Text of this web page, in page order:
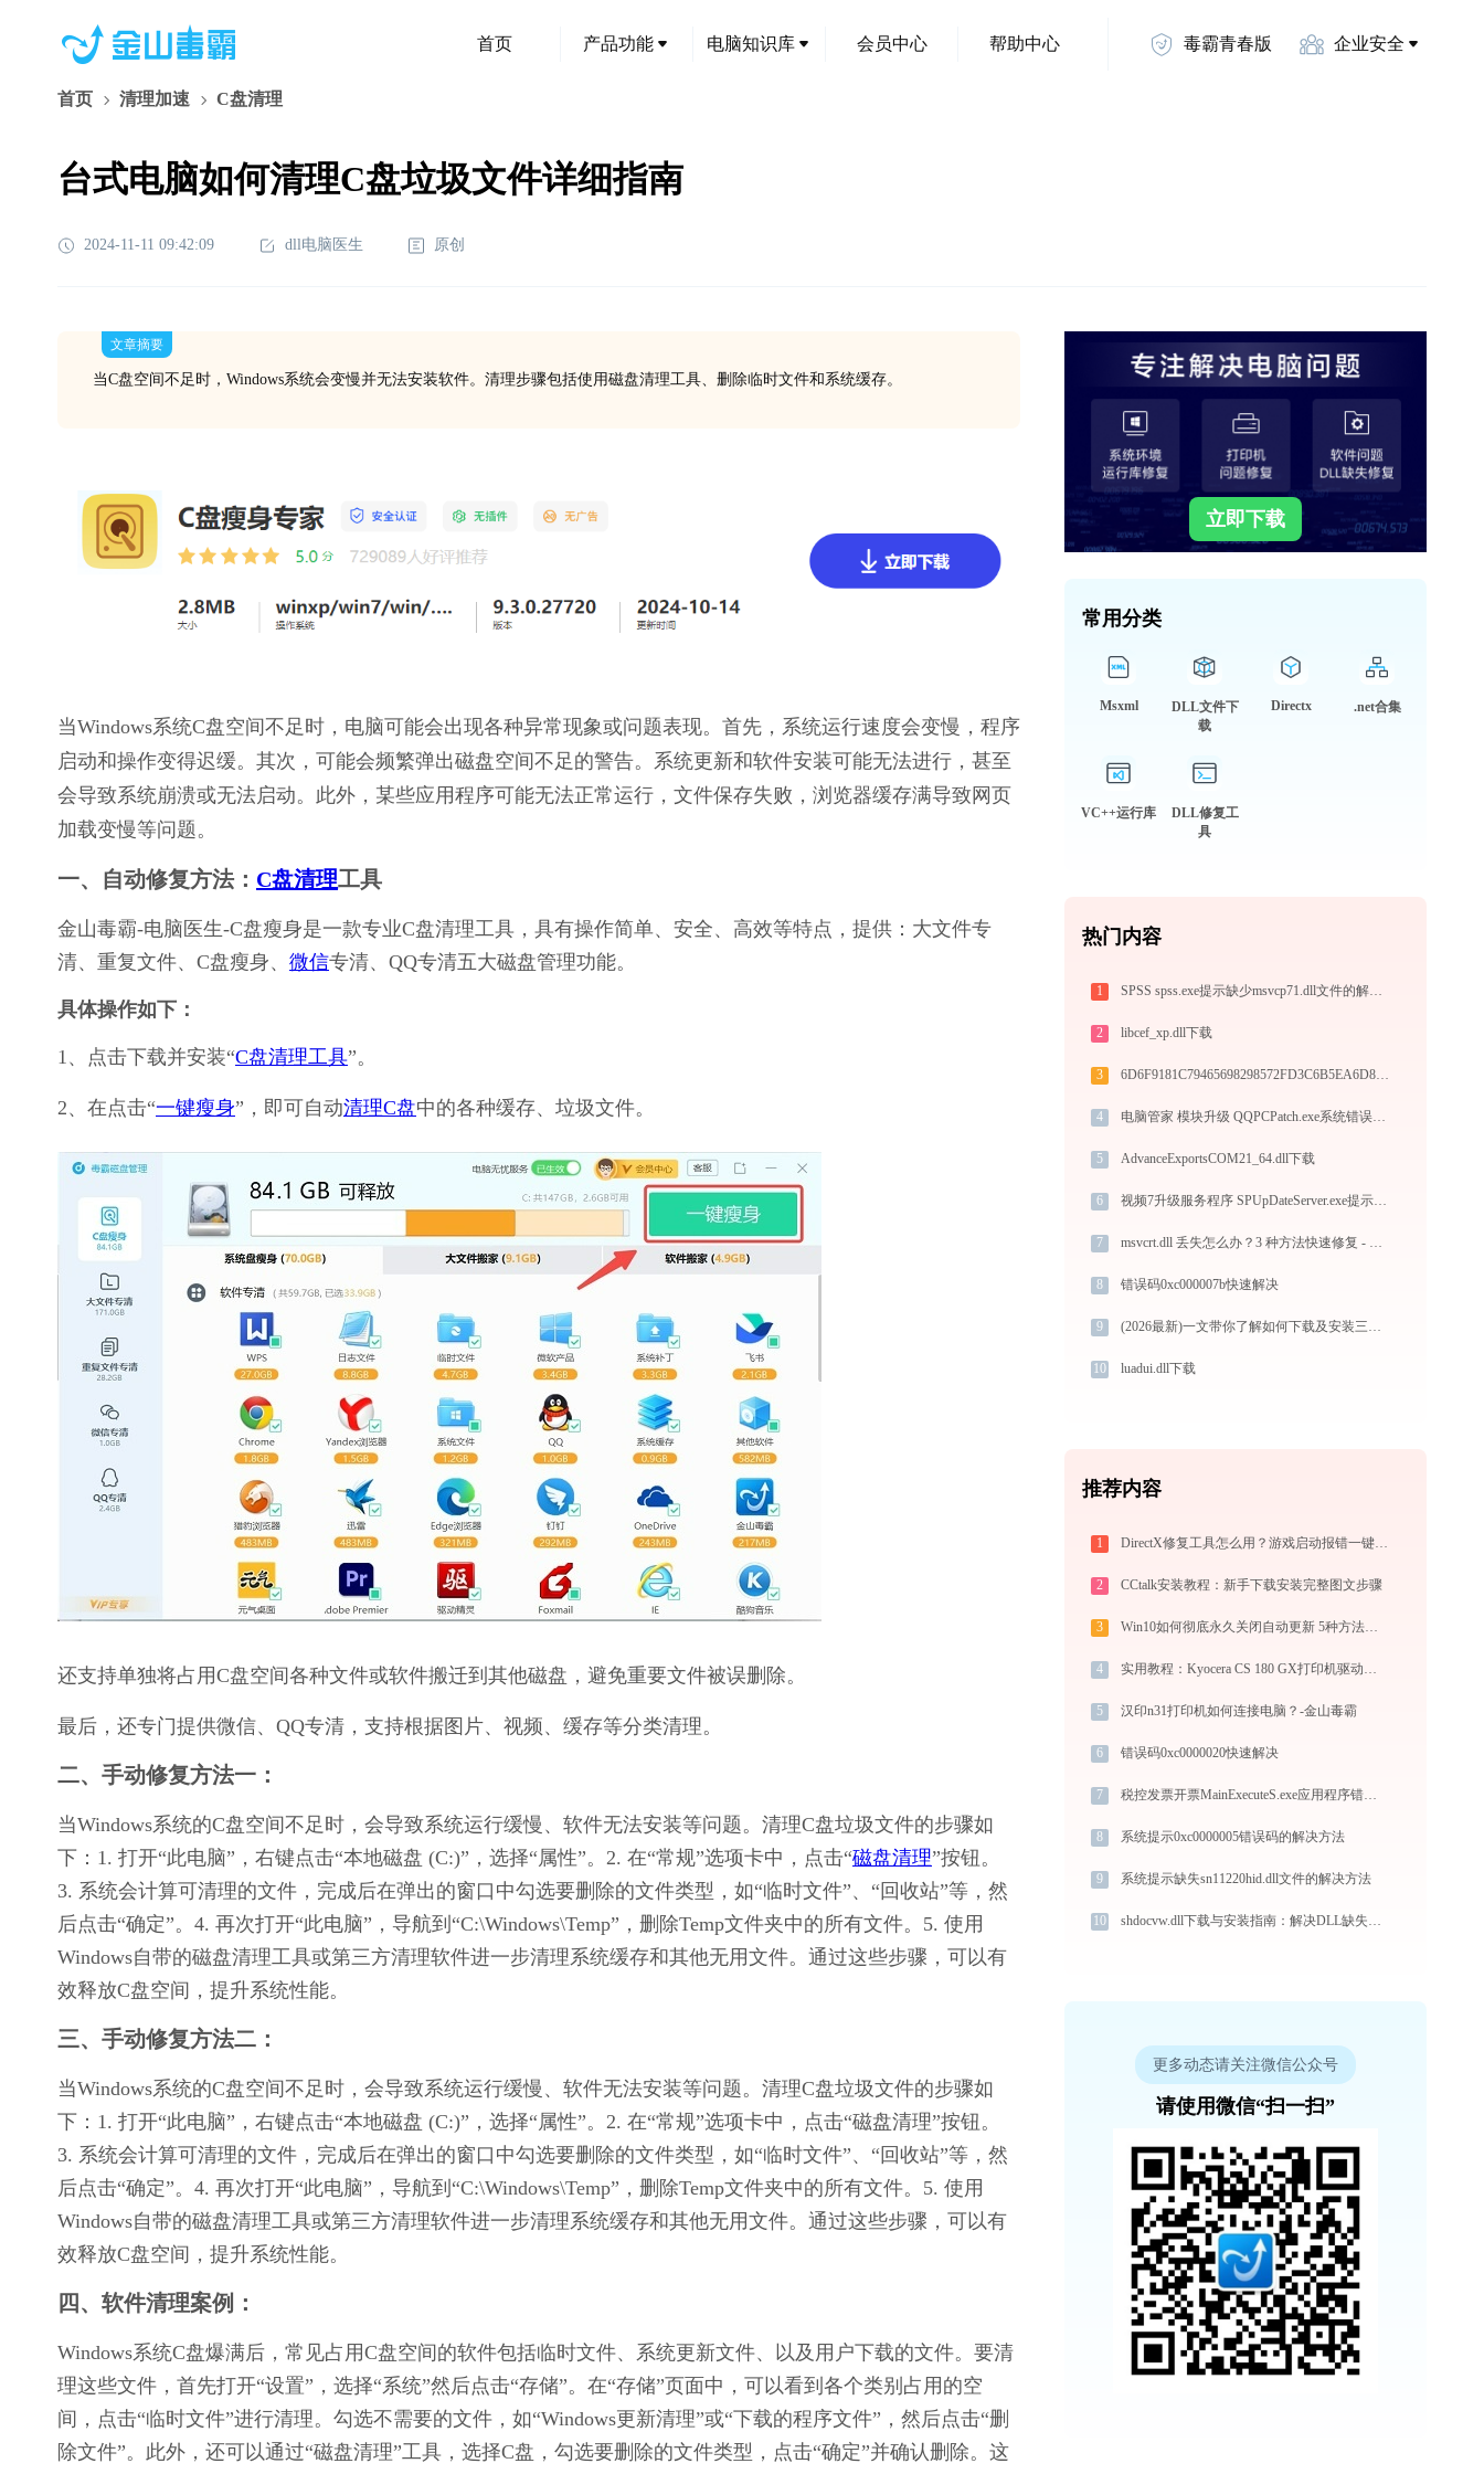
首页 产品功能 电脑知识库 会员中心 帮助中心 毒霸青春版 企业安全
首页 清理加速 C盘清理
台式电脑如何清理C盘垃圾文件详细指南
2024-11-11 09:42:09 dll电脑医生 原创
文章摘要
当C盘空间不足时，Windows系统会变慢并无法安装软件。清理步骤包括使用磁盘清理工具、删除临时文件和系统缓存。
当Windows系统C盘空间不足时，电脑可能会出现各种异常现象或问题表现。首先，系统运行速度会变慢，程序
启动和操作变得迟缓。其次，可能会频繁弹出磁盘空间不足的警告。系统更新和软件安装可能无法进行，甚至
会导致系统崩溃或无法启动。此外，某些应用程序可能无法正常运行，文件保存失败，浏览器缓存满导致网页
加载变慢等问题。
一、自动修复方法： C盘清理工具
金山毒霸-电脑医生-C盘瘦身是一款专业C盘清理工具，具有操作简单、安全、高效等特点，提供：大文件专
清、重复文件、C盘瘦身、 微信专清、QQ专清五大磁盘管理功能。
具体操作如下：
1、点击下载并安装“C盘清理工具”。
2、在点击“一键瘦身”，即可自动清理C盘中的各种缓存、垃圾文件。
还支持单独将占用C盘空间各种文件或软件搬迁到其他磁盘，避免重要文件被误删除。
最后，还专门提供微信、QQ专清，支持根据图片、视频、缓存等分类清理。
二、手动修复方法一：
当Windows系统的C盘空间不足时，会导致系统运行缓慢、软件无法安装等问题。清理C盘垃圾文件的步骤如
下：1. 打开“此电脑”，右键点击“本地磁盘 (C:)”，选择“属性”。2. 在“常规”选项卡中，点击“磁盘清理”按钮。
3. 系统会计算可清理的文件，完成后在弹出的窗口中勾选要删除的文件类型，如“临时文件”、“回收站”等，然
后点击“确定”。4. 再次打开“此电脑”，导航到“C:\Windows\Temp”，删除Temp文件夹中的所有文件。5. 使用
Windows自带的磁盘清理工具或第三方清理软件进一步清理系统缓存和其他无用文件。通过这些步骤，可以有
效释放C盘空间，提升系统性能。
三、手动修复方法二：
当Windows系统的C盘空间不足时，会导致系统运行缓慢、软件无法安装等问题。清理C盘垃圾文件的步骤如
下：1. 打开“此电脑”，右键点击“本地磁盘 (C:)”，选择“属性”。2. 在“常规”选项卡中，点击“磁盘清理”按钮。
3. 系统会计算可清理的文件，完成后在弹出的窗口中勾选要删除的文件类型，如“临时文件”、“回收站”等，然
后点击“确定”。4. 再次打开“此电脑”，导航到“C:\Windows\Temp”，删除Temp文件夹中的所有文件。5. 使用
Windows自带的磁盘清理工具或第三方清理软件进一步清理系统缓存和其他无用文件。通过这些步骤，可以有
效释放C盘空间，提升系统性能。
四、软件清理案例：
Windows系统C盘爆满后，常见占用C盘空间的软件包括临时文件、系统更新文件、以及用户下载的文件。要清
理这些文件，首先打开“设置”，选择“系统”然后点击“存储”。在“存储”页面中，可以看到各个类别占用的空
间，点击“临时文件”进行清理。勾选不需要的文件，如“Windows更新清理”或“下载的程序文件”，然后点击“删
除文件”。此外，还可以通过“磁盘清理”工具，选择C盘，勾选要删除的文件类型，点击“确定”并确认删除。这
立即下载
常用分类
Msxml
DLL文件下
载
Directx .net合集
VC++运行库
DLL修复工
具
热门内容
1 SPSS spss.exe提示缺少msvcp71.dll文件的解决办法
2 libcef_xp.dll下载
3 6D6F9181C79465698298572FD3C6B5EA6D8A745E.dll下载
4 电脑管家 模块升级 QQPCPatch.exe系统错误msvcr80.dll丢失如何解决
5 AdvanceExportsCOM21_64.dll下载
6 视频7升级服务程序 SPUpDateServer.exe提示缺少libgethdsign.dll文件的解决办法
7 msvcrt.dll 丢失怎么办？3 种方法快速修复 - 专家教程
8 错误码0xc000007b快速解决
9 (2026最新)一文带你了解如何下载及安装三星ProXpress M3875HD打印机驱动
10 luadui.dll下载
推荐内容
1 DirectX修复工具怎么用？游戏启动报错一键修复全攻略
2 CCtalk安装教程：新手下载安装完整图文步骤
3 Win10如何彻底永久关闭自动更新 5种方法教你永久关闭win10自动更新
4 实用教程：Kyocera CS 180 GX打印机驱动的下载与安装技巧
5 汉印n31打印机如何连接电脑？-金山毒霸
6 错误码0xc0000020快速解决
7 税控发票开票MainExecuteS.exe应用程序错误0xc000000d解决方法
8 系统提示0xc0000005错误码的解决方法
9 系统提示缺失sn11220hid.dll文件的解决方法
10 shdocvw.dll下载与安装指南：解决DLL缺失问题的完整方案
更多动态请关注微信公众号
请使用微信“扫一扫”